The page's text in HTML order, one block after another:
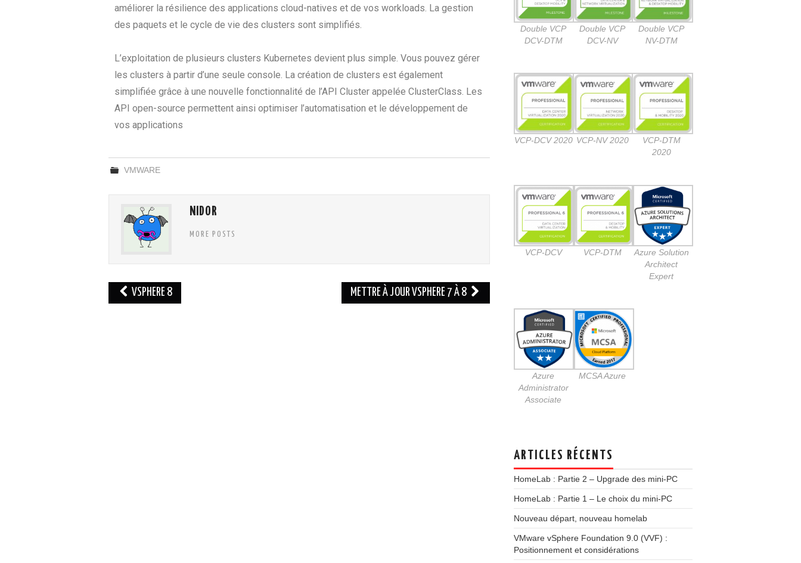
améliorer la résilience des applications cloud-natives et de vos workloads. La gestion
des paquets et le cycle de vie des clusters sont simplifiés.
L’exploitation de plusieurs clusters Kubernetes devient plus simple. Vous pouvez gérer
les clusters à partir d’une seule console. La création de clusters est également
simplifiée grâce à une nouvelle fonctionnalité de l’API Cluster appelée ClusterClass. Les
API open-source permettent ainsi optimiser l’automatisation et le développement de
vos applications
VMWARE
NIDOR
MORE POSTS
VSPHERE 8 METTRE À JOUR VSPHERE 7 À 8
Double VCP
DCV-DTM
Double VCP
DCV-NV
Double VCP
NV-DTM
VCP-DCV 2020 VCP-NV 2020
VCP-DTM
2020
VCP-DCV VCP-DTM
Azure Solution
Architect
Expert
Azure
Administrator
Associate
MCSA Azure
ARTICLES RÉCENTS
HomeLab : Partie 2 – Upgrade des mini-PC
HomeLab : Partie 1 – Le choix du mini-PC
Nouveau départ, nouveau homelab
VMware vSphere Foundation 9.0 (VVF) :
Positionnement et considérations